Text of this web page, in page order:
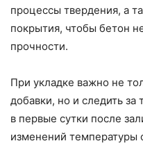
процессы твердения, а
покрытия, чтобы бетон
прочности.
При укладке важно не
добавки, но и следить
в первые сутки после
изменений температуры